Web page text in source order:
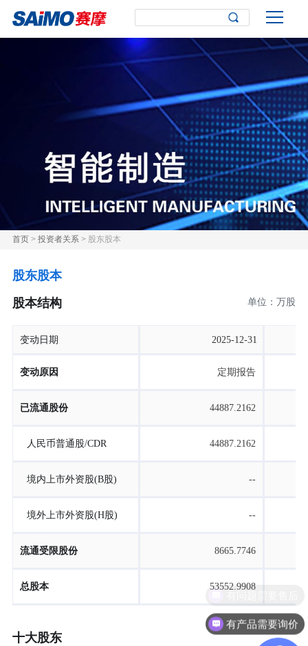
首页> 投资者关系> 股东股本
股东股本
股本结构 单位：万股
变动日期 2025-12-31
变动原因 定期报告
已流通股份 44887.2162
人民币普通股/CDR 44887.2162
境内上市外资股(B股) --
境外上市外资股(H股) --
流通受限股份 8665.7746
总股本 53552.9908
十大股东
有产品需要询价
有问题需要售后